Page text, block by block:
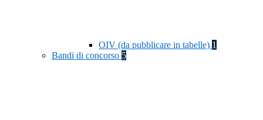
OIV (da pubblicare in tabelle) 1
Bandi di concorso 5